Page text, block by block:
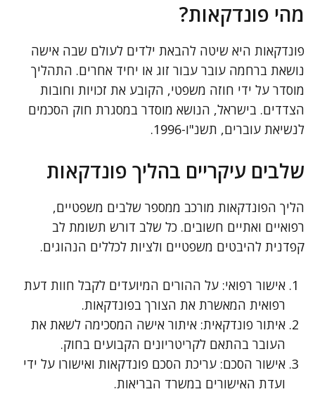
מהי פונדקאות?
פונדקאות היא שיטה להבאת ילדים לעולם שבה אישה
נושאת ברחמה עובר עבור זוג או יחיד אחרים. התהליך
מוסדר על ידי חוזה משפטי, הקובע את זכויות וחובות
הצדדים. בישראל, הנושא מוסדר במסגרת חוק הסכמים
לנשיאת עוברים, תשנ"ו-1996.
שלבים עיקריים בהליך פונדקאות
הליך הפונדקאות מורכב ממספר שלבים משפטיים,
רפואיים ואתיים חשובים. כל שלב דורש תשומת לב
קפדנית להיבטים משפטיים ולציות לכללים הנהוגים.
אישור רפואי: על ההורים המיועדים לקבל חוות דעת
רפואית המאשרת את הצורך בפונדקאות.
איתור פונדקאית: איתור אישה המסכימה לשאת את
העובר בהתאם לקריטריונים הקבועים בחוק.
אישור הסכם: עריכת הסכם פונדקאות ואישורו על ידי
ועדת האישורים במשרד הבריאות.